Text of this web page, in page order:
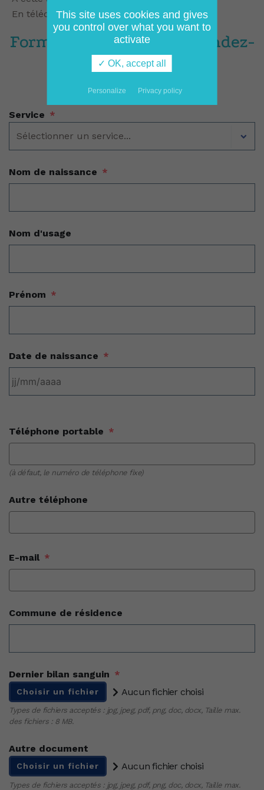
En téléchargeant l’application Doctolib
Formulaire de prise de rendez-
vous en ligne :
Service *
Nom de naissance *
Nom d'usage
Prénom *
Date de naissance *
Téléphone portable *
(à défaut, le numéro de téléphone fixe)
Autre téléphone
E-mail *
Commune de résidence
Dernier bilan sanguin *
Choisir un fichier Aucun fichier choisi
Types de fichiers acceptés : jpg, jpeg, pdf, png, doc, docx, Taille max.
des fichiers : 8 MB.
Autre document
Choisir un fichier Aucun fichier choisi
Types de fichiers acceptés : jpg, jpeg, pdf, png, doc, docx, Taille max.
This site uses cookies and gives
you control over what you want to
activate
✓ OK, accept all
Personalize Privacy policy